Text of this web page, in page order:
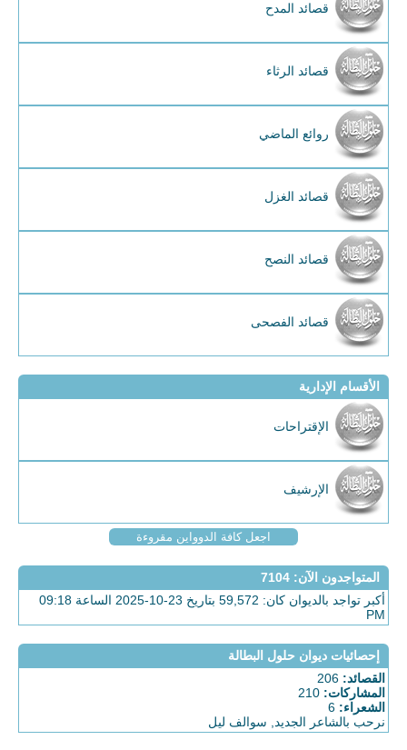
قصائد المدح
قصائد الرثاء
روائع الماضي
قصائد الغزل
قصائد النصح
قصائد الفصحى
الأقسام الإدارية
الإقتراحات
الإرشيف
اجعل كافة الدوواين مقروءة
المتواجدون الآن: 7104
أكبر تواجد بالديوان كان: 59,572 بتاريخ 23-10-2025 الساعة 09:18
PM
إحصائيات ديوان حلول البطالة
القصائد:
المشاركات:
الشعراء:
نرحب بالشاعر الجديد, سوالف ليل